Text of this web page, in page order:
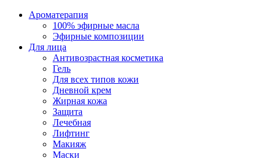
Ароматерапия
100% эфирные масла
Эфирные композиции
Для лица
Антивозрастная косметика
Гель
Для всех типов кожи
Дневной крем
Жирная кожа
Защита
Лечебная
Лифтинг
Макияж
Маски